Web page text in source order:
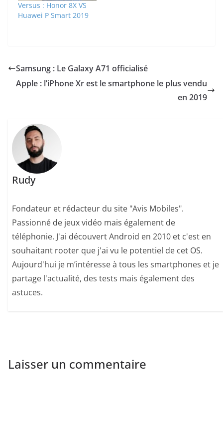
Versus : Honor 8X VS
Huawei P Smart 2019
Samsung : Le Galaxy A71 officialisé
Apple : l’iPhone Xr est le smartphone le plus vendu
en 2019
Rudy
Fondateur et rédacteur du site "Avis Mobiles".
Passionné de jeux vidéo mais également de
téléphonie. J'ai découvert Android en 2010 et c'est en
souhaitant rooter que j'ai vu le potentiel de cet OS.
Aujourd'hui je m’intéresse à tous les smartphones et je
partage l'actualité, des tests mais également des
astuces.
Laisser un commentaire